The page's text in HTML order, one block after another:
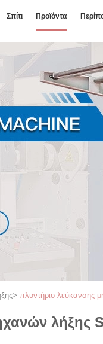
Σπίτι Προϊόντα
> πλυντήριο λεύκανσης
λήξης